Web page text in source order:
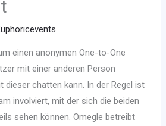
einen anonymen One-to-One
mit einer anderen Person
dieser chatten kann. In der Regel ist
involviert, mit der sich die beiden
sehen können. Omegle betreibt